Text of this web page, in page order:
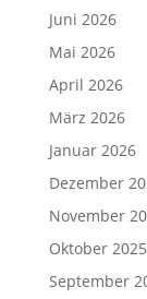
Juni 2026
Mai 2026
April 2026
März 2026
Januar 2026
Dezember
November
Oktober 2025
September